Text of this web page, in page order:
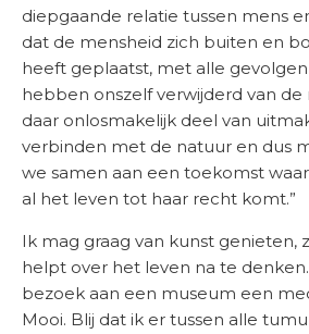
diepgaande relatie tussen mens
dat de mensheid zich buiten en
heeft geplaatst, met alle gevolgen
hebben onszelf verwijderd van de
daar onlosmakelijk deel van
verbinden met de natuur en dus
we samen aan een toekomst
al het leven tot haar recht komt.”
Ik mag graag van kunst genieten,
helpt over het leven na te
bezoek aan een museum een
Mooi. Blij dat ik er tussen alle